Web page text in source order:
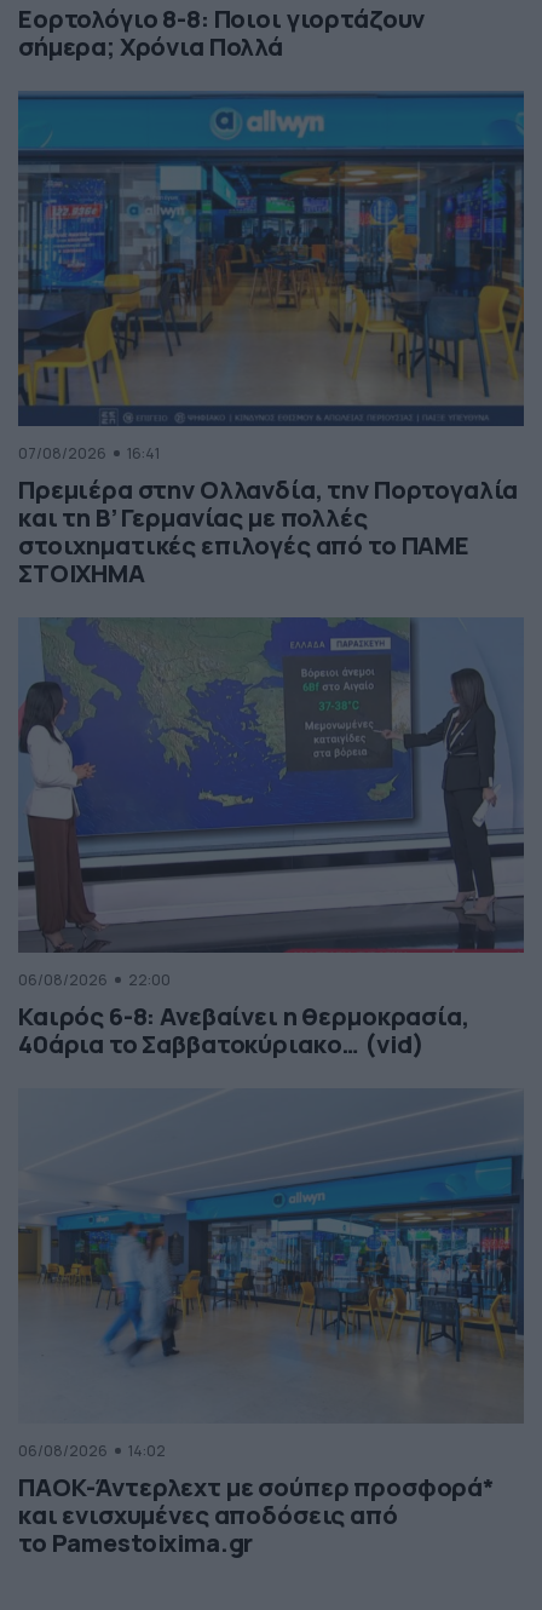
Εορτολόγιο 8-8: Ποιοι γιορτάζουν
σήμερα; Χρόνια Πολλά
07/08/2026 16:41
Πρεμιέρα στην Ολλανδία, την Πορτογαλία
και τη Β’ Γερμανίας με πολλές
στοιχηματικές επιλογές από το ΠΑΜΕ
ΣΤΟΙΧΗΜΑ
06/08/2026 22:00
Καιρός 6-8: Ανεβαίνει η θερμοκρασία,
40άρια το Σαββατοκύριακο… (vid)
06/08/2026 14:02
ΠΑΟΚ-Άντερλεχτ με σούπερ προσφορά*
και ενισχυμένες αποδόσεις από
το Pamestoixima.gr